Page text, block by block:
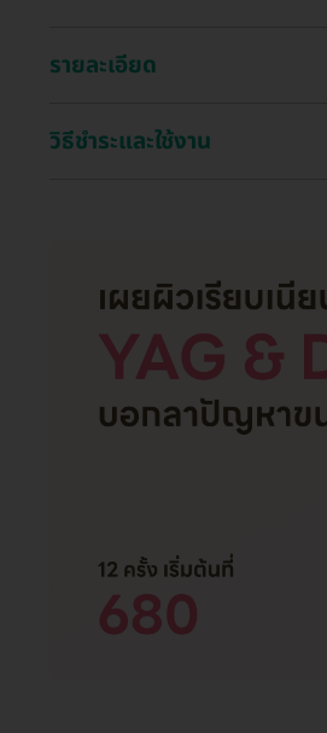
รายละเอียด
วิธีชำระและใช้งาน